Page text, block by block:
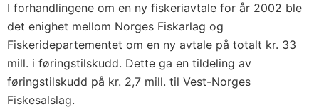
I forhandlingene om en ny fiskeriavtale for år 2002 ble
det enighet mellom Norges Fiskarlag og
Fiskeridepartementet om en ny avtale på totalt kr. 33
mill. i føringstilskudd. Dette ga en tildeling av
føringstilskudd på kr. 2,7 mill. til Vest-Norges
Fiskesalslag.